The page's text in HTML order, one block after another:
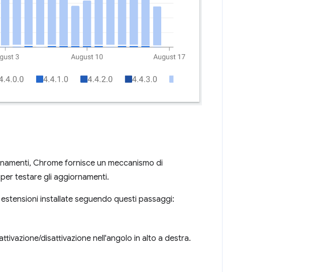
Chrome fornisce un meccanismo di
testare gli aggiornamenti.
installate seguendo questi passaggi:
disattivazione nell'angolo in alto a destra.